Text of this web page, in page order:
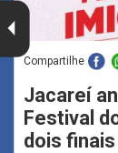
Compartilhe
Jacareí
Festival
dois